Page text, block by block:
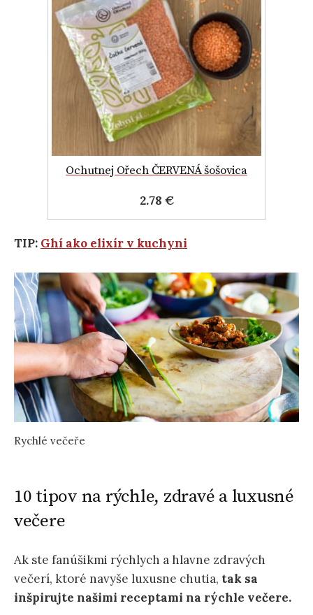
Ochutnej Ořech ČERVENÁ šošovica
2.78 €
TIP: Ghí ako elixír v kuchyni
Rychlé večeře
10 tipov na rýchle, zdravé a luxusné
večere
Ak ste fanúšikmi rýchlych a hlavne zdravých
večerí, ktoré navyše luxusne chutia, tak sa
inšpirujte našimi receptami na rýchle večere.